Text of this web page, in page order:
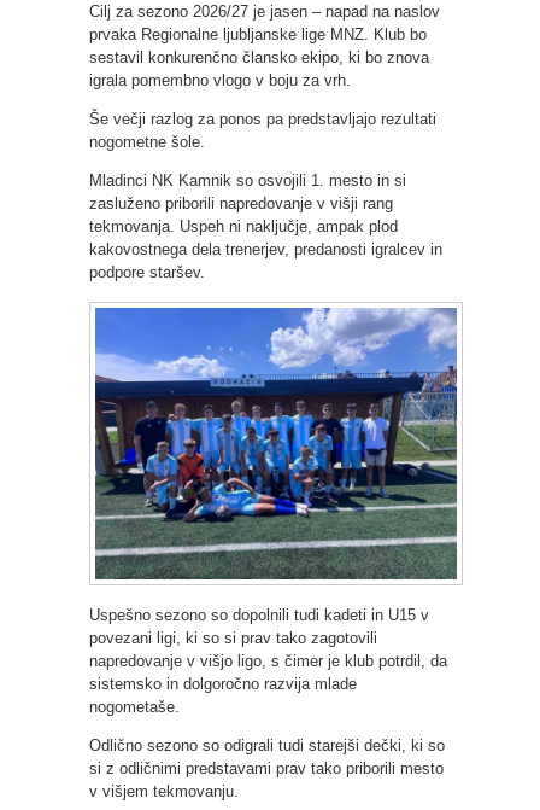
Cilj za sezono 2026/27 je jasen – napad na naslov
prvaka Regionalne ljubljanske lige MNZ. Klub bo
sestavil konkurenčno člansko ekipo, ki bo znova
igrala pomembno vlogo v boju za vrh.
Še večji razlog za ponos pa predstavljajo rezultati
nogometne šole.
Mladinci NK Kamnik so osvojili 1. mesto in si
zasluženo priborili napredovanje v višji rang
tekmovanja. Uspeh ni naključje, ampak plod
kakovostnega dela trenerjev, predanosti igralcev in
podpore staršev.
Uspešno sezono so dopolnili tudi kadeti in U15 v
povezani ligi, ki so si prav tako zagotovili
napredovanje v višjo ligo, s čimer je klub potrdil, da
sistemsko in dolgoročno razvija mlade
nogometaše.
Odlično sezono so odigrali tudi starejši dečki, ki so
si z odličnimi predstavami prav tako priborili mesto
v višjem tekmovanju.